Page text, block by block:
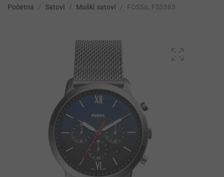
Početna / Satovi / Muški satovi / FOSSIL FS5383